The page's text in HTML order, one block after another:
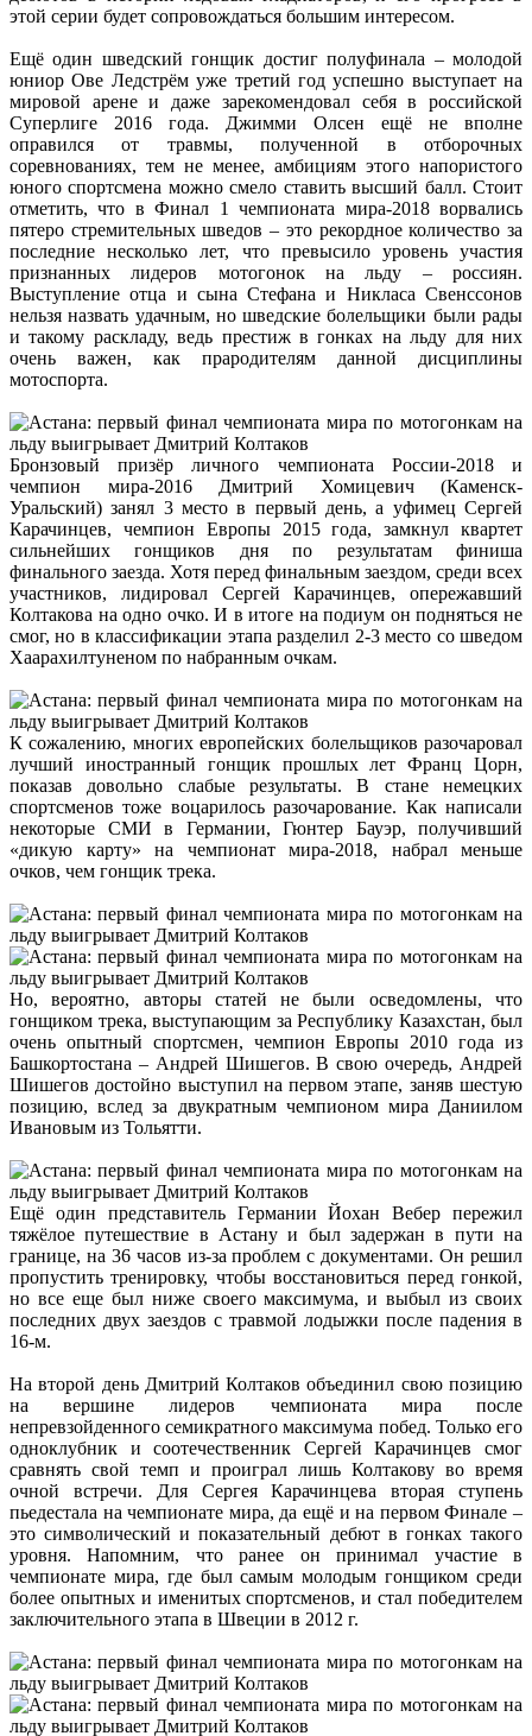
этой серии будет сопровождаться большим интересом.
Ещё один шведский гонщик достиг полуфинала – молодой
юниор Ове Ледстрём уже третий год успешно выступает на
мировой арене и даже зарекомендовал себя в российской
Суперлиге 2016 года. Джимми Олсен ещё не вполне
оправился от травмы, полученной в отборочных
соревнованиях, тем не менее, амбициям этого напористого
юного спортсмена можно смело ставить высший балл. Стоит
отметить, что в Финал 1 чемпионата мира-2018 ворвались
пятеро стремительных шведов – это рекордное количество за
последние несколько лет, что превысило уровень участия
признанных лидеров мотогонок на льду – россиян.
Выступление отца и сына Стефана и Никласа Свенссонов
нельзя назвать удачным, но шведские болельщики были рады
и такому раскладу, ведь престиж в гонках на льду для них
очень важен, как прародителям данной дисциплины
мотоспорта.
Бронзовый призёр личного чемпионата России-2018 и
чемпион мира-2016 Дмитрий Хомицевич (Каменск-
Уральский) занял 3 место в первый день, а уфимец Сергей
Карачинцев, чемпион Европы 2015 года, замкнул квартет
сильнейших гонщиков дня по результатам финиша
финального заезда. Хотя перед финальным заездом, среди всех
участников, лидировал Сергей Карачинцев, опережавший
Колтакова на одно очко. И в итоге на подиум он подняться не
смог, но в классификации этапа разделил 2-3 место со шведом
Хаарахилтуненом по набранным очкам.
К сожалению, многих европейских болельщиков разочаровал
лучший иностранный гонщик прошлых лет Франц Цорн,
показав довольно слабые результаты. В стане немецких
спортсменов тоже воцарилось разочарование. Как написали
некоторые СМИ в Германии, Гюнтер Бауэр, получивший
«дикую карту» на чемпионат мира-2018, набрал меньше
очков, чем гонщик трека.
Но, вероятно, авторы статей не были осведомлены, что
гонщиком трека, выступающим за Республику Казахстан, был
очень опытный спортсмен, чемпион Европы 2010 года из
Башкортостана – Андрей Шишегов. В свою очередь, Андрей
Шишегов достойно выступил на первом этапе, заняв шестую
позицию, вслед за двукратным чемпионом мира Даниилом
Ивановым из Тольятти.
Ещё один представитель Германии Йохан Вебер пережил
тяжёлое путешествие в Астану и был задержан в пути на
границе, на 36 часов из-за проблем с документами. Он решил
пропустить тренировку, чтобы восстановиться перед гонкой,
но все еще был ниже своего максимума, и выбыл из своих
последних двух заездов с травмой лодыжки после падения в
16-м.
На второй день Дмитрий Колтаков объединил свою позицию
на вершине лидеров чемпионата мира после
непревзойденного семикратного максимума побед. Только его
одноклубник и соотечественник Сергей Карачинцев смог
сравнять свой темп и проиграл лишь Колтакову во время
очной встречи. Для Сергея Карачинцева вторая ступень
пьедестала на чемпионате мира, да ещё и на первом Финале –
это символический и показательный дебют в гонках такого
уровня. Напомним, что ранее он принимал участие в
чемпионате мира, где был самым молодым гонщиком среди
более опытных и именитых спортсменов, и стал победителем
заключительного этапа в Швеции в 2012 г.